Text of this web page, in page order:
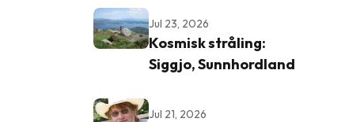
Jul 23, 2026
Kosmisk stråling:
Siggjo, Sunnhordland
Jul 21, 2026